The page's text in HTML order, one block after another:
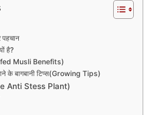
है?
Musli Benefits)
के बागबानी टिप्स(Growing Tips)
Anti Stess Plant)